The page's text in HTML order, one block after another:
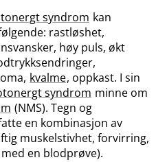
syndrom kan
rastløshet,
høy puls, økt
kvalme, oppkast. I sin
syndrom minne om
(NMS). Tegn og
en kombinasjon av
muskelstivhet, forvirring,
en blodprøve).